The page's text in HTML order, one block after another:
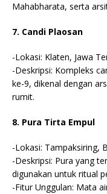
Mahabharata, serta
7. Candi Plaosan
-Lokasi: Klaten, Jawa
-Deskripsi: Kompleks
ke-9, dikenal dengan
rumit.
8. Pura Tirta Empul
-Lokasi: Tampaksiring,
-Deskripsi: Pura yang
digunakan untuk ritual
-Fitur Unggulan: Mata